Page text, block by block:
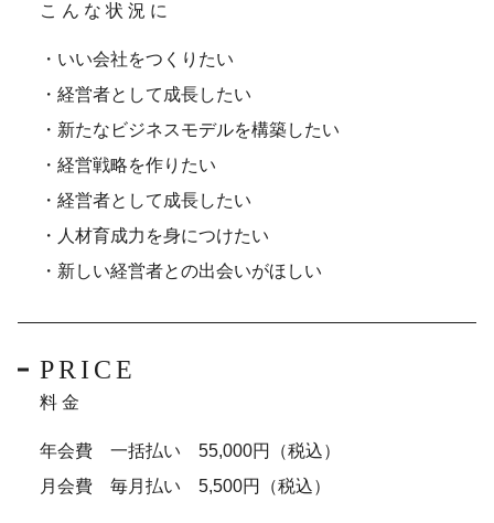
こんな状況に
・いい会社をつくりたい
・経営者として成長したい
・新たなビジネスモデルを構築したい
・経営戦略を作りたい
・経営者として成長したい
・人材育成力を身につけたい
・新しい経営者との出会いがほしい
PRICE
料金
年会費 一括払い 55,000円（税込）
月会費 毎月払い 5,500円（税込）